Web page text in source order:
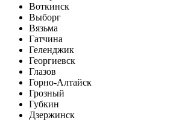
Воткинск
Выборг
Вязьма
Гатчина
Геленджик
Георгиевск
Глазов
Горно-Алтайск
Грозный
Губкин
Дзержинск